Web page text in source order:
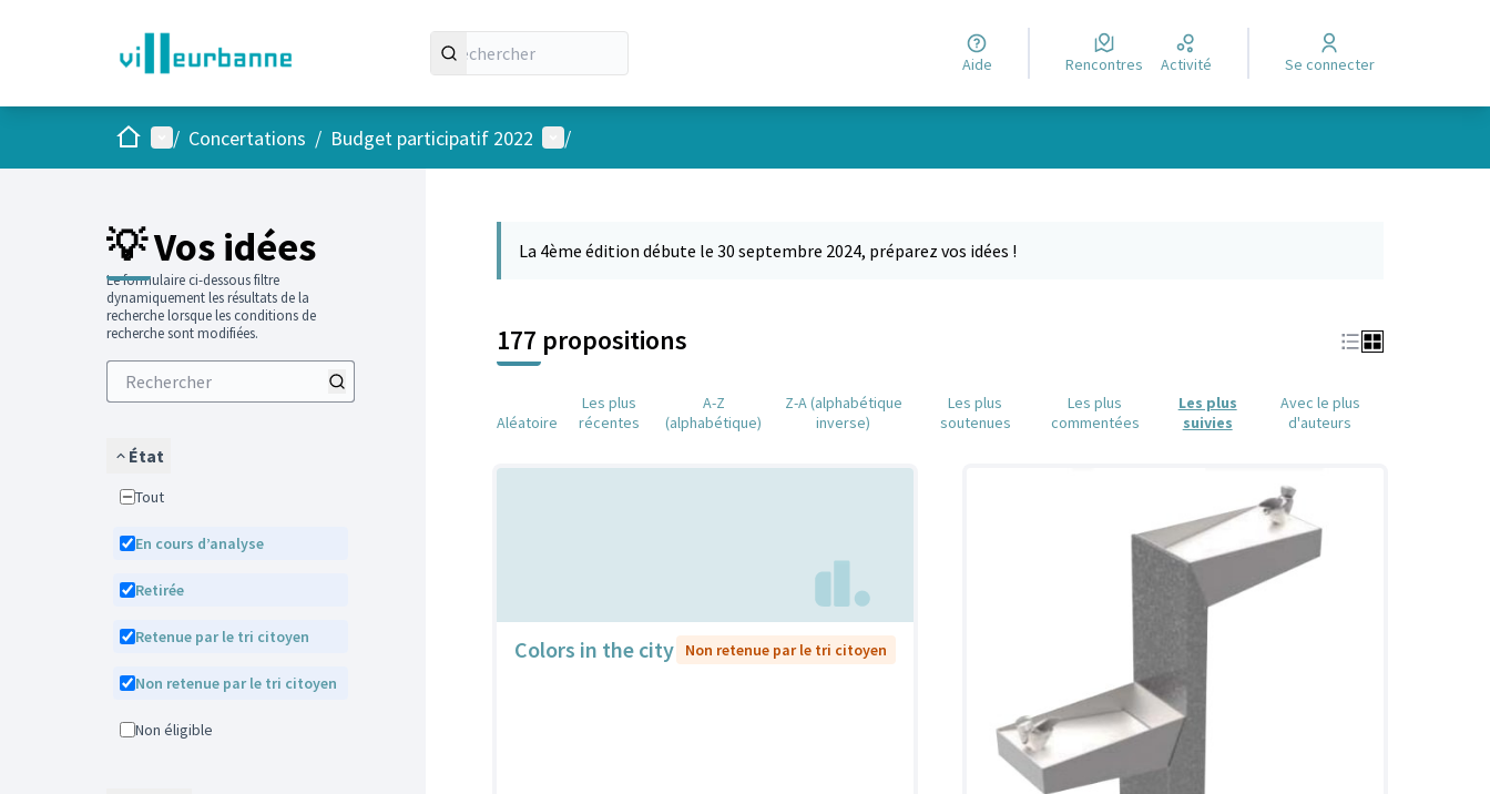
Aide Rencontres Activité Se connecter
AccueilMenu principal
/ Concertations / Budget participatif 2022 Menu utilisateur
/
💡 Vos idées
Le formulaire ci-dessous filtre
dynamiquement les résultats de la
recherche lorsque les conditions de
recherche sont modifiées.
État
Tout
En cours d’analyse
Retirée
Retenue par le tri citoyen
Non retenue par le tri citoyen
Non éligible
La 4ème édition débute le 30 septembre 2024, préparez vos idées !
177 propositions
Aléatoire
Les plus
récentes
A-Z
(alphabétique)
Z-A (alphabétique
inverse)
Les plus
soutenues
Les plus
commentées
Les plus
suivies
Avec le plus
d'auteurs
Colors in the city Non retenue par le tri citoyen